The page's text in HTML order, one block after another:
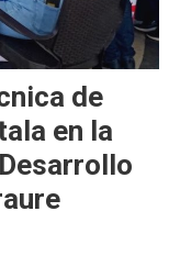
de
en la